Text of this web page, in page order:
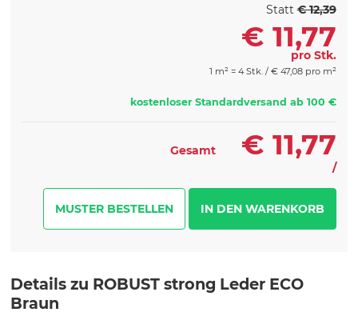
Statt€ 12,39
€ 11,77
pro Stk.
1 m² = 4 Stk. / €47,08 pro m²
kostenloser Standardversand ab 100 €
Gesamt € 11,77
/
MUSTER BESTELLEN
Details zu ROBUST strong Leder ECO
Braun